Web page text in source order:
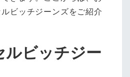
ビッチジーンズをご紹介
ルビッチジー